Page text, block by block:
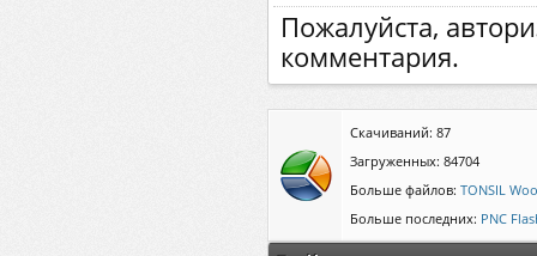
Пожалуйста,
комментария.
Скачиваний: 87
Загруженных: 84704
Больше файлов: TONSIL
Больше последних: PNC